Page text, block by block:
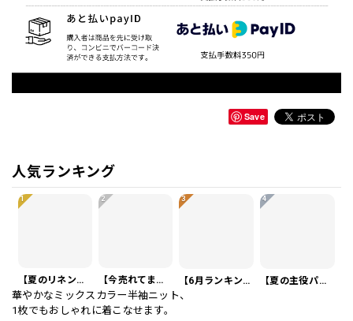
Save
人気ランキング
1
【夏のリネンスーツ】リネンシングルブレストカジュアルスーツ SU0188
2
【今売れてます】編み込みベルト付き フラット サンダル 3color SH0128
3
【6月ランキング1位】プレートアクセントポロシャツ KA0826
4
【夏の主役パンツ】ワッフル カジュアル スリムスラックスパンツ PA0226
華やかなミックスカラー半袖ニット、
1枚でもおしゃれに着こなせます。